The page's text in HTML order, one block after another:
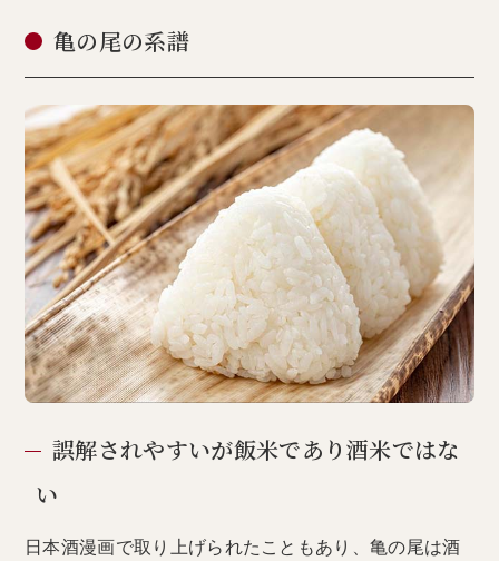
亀の尾の系譜
誤解されやすいが飯米であり酒米ではな
い
日本酒漫画で取り上げられたこともあり、亀の尾は酒